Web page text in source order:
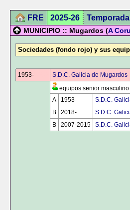
FRE 2025-26
MUNICIPIO :: Mugardos (A
Sociedades (fondo rojo) y sus
1953-
S.D.C. Galicia de Mugardos
equipos senior masculino
A
1953-
S.D.C.
B
2018-
S.D.C.
B
2007-2015 S.D.C.